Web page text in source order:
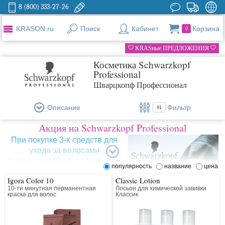
8 (800) 333-27-26
KRASON.ru Поиск Кабинет 0 Корзина
KRASные ПРЕДЛОЖЕНИЯ
Косметика Schwarzkopf
Professional
Шварцкопф Профессионал
Описание 91 Фильтр
Акция на Schwarzkopf Professional
При покупке 3-х средств для
ухода за волосами
Schwarzkopf Professional, Вам
в Подарок Schwarzkopf
Professional Мицеллярный
шампунь для поврежденных
Пожалуйста, сообщите о выборе
популярность название цена
Igora Color 10
10-ти минутная перманентная
краска для волос
Classic Lotion
Лосьон для химической завивки
Классик